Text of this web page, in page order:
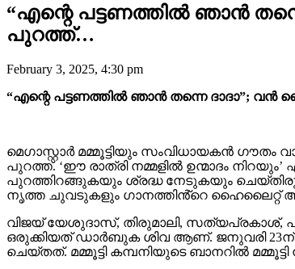
“എന്റെ പട്ടണത്തിൽ ഞാൻ
പുറത്ത്…
February 3, 2025, 4:30 pm
“എന്റെ പട്ടണത്തിൽ ഞാൻ തന്നെ ദാദാ”;
മെഗാസ്റ്റാർ മമ്മൂട്ടിയും സംവിധായകൻ
പുറത്ത്. ‘ഈ രാത്രി നമ്മളിൽ ഉന്മാദം
പുറത്തിറങ്ങുകയും ശ്രദ്ധ നേടുകയും
നൃത്ത ചുവടുകളും ഗാനത്തിൻ്റെ ഹൈലൈറ്റ്
വിജയ് യേശുദാസ്, തിരുമാലി, സത്യപ്രകാശ്,
ഒരുക്കിയത് ഡാർബുക ശിവ ആണ്. ജനുവരി 23ന്
ചെയ്തത്. മമ്മൂട്ടി കമ്പനിയുടെ ബാനറിൽ